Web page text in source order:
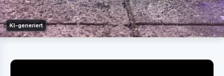
KI-generiert